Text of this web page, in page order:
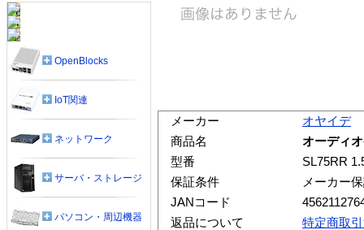
メーカー
オヤイデ
商品名
オーディ
型番
SL75RR
保証条件
メーカー
JANコード
返品について
特定商取
OpenBlocks
IoT関連
ネットワーク
サーバ・ストレージ
パソコン・周辺機器